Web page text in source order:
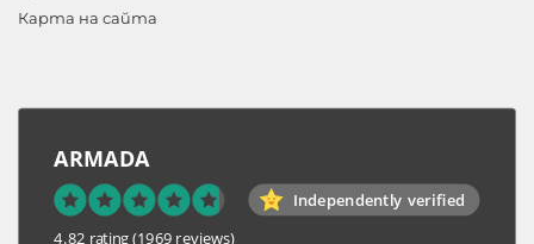
Карта на сайта
ARMADA
Independently verified
4.82 rating(1969 reviews)